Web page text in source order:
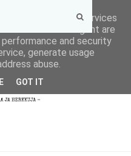
to deliver its services
and user-agent are
and security
generate usage
abuse.
GOT IT